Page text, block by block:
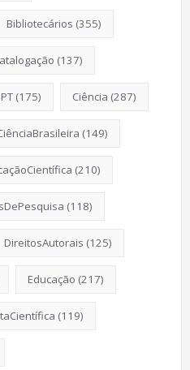
Bibliotecários (355)
(137)
(175) Ciência (287)
(149)
(210)
(118)
DireitosAutorais (125)
Educação (217)
(119)